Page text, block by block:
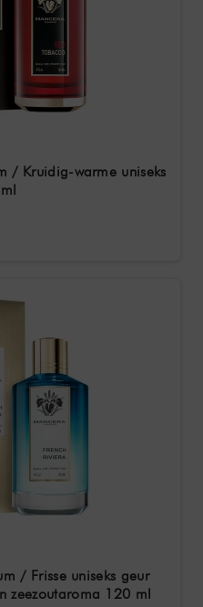
/ Kruidig-warme uniseks
/ Frisse uniseks geur
zeezoutaroma 120 ml